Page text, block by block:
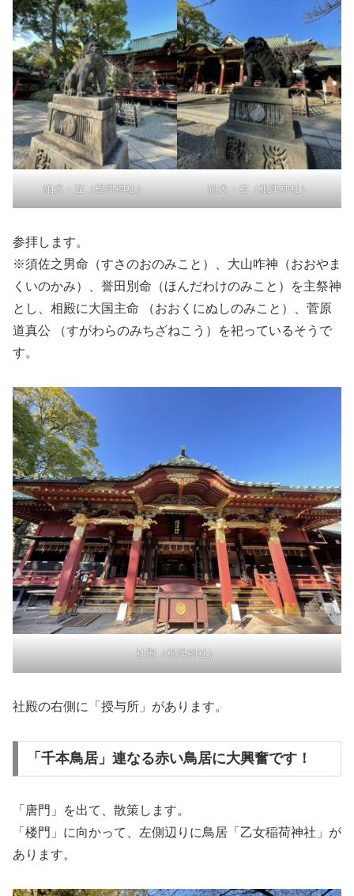
狛犬・左（根津神社） 狛犬・右（根津神社）
参拝します。
※須佐之男命（すさのおのみこと）、大山咋神（おおやま
くいのかみ）、誉田別命（ほんだわけのみこと）を主祭神
とし、相殿に大国主命 （おおくにぬしのみこと）、菅原
道真公 （すがわらのみちざねこう）を祀っているそうで
す。
社殿（根津神社）
社殿の右側に「授与所」があります。
「千本鳥居」連なる赤い鳥居に大興奮です！
「唐門」を出て、散策します。
「楼門」に向かって、左側辺りに鳥居「乙女稲荷神社」が
あります。